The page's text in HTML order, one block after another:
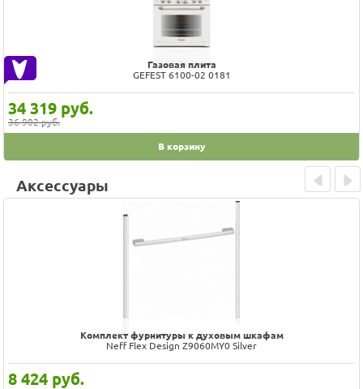
Газовая плита
GEFEST 6100-02 0181
34 319 руб.
36 902 руб.
В корзину
Аксессуары
Комплект фурнитуры к духовым шкафам
Neff Flex Design Z9060MY0 Silver
8 424 руб.
Prev Next